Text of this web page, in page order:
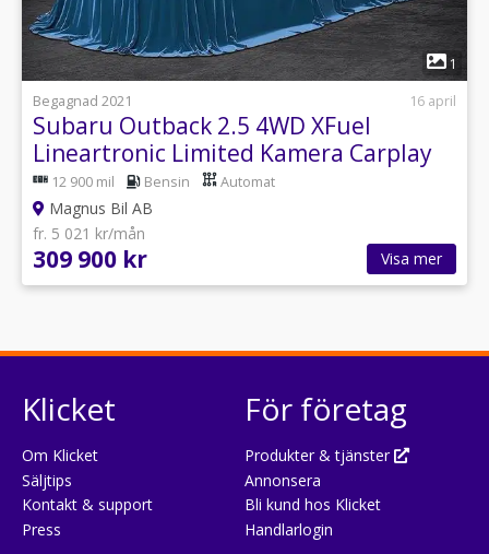
1
Begagnad 2021
16 april
Subaru Outback 2.5 4WD XFuel
Lineartronic Limited Kamera Carplay
12 900 mil Bensin Automat
Magnus Bil AB
fr. 5 021 kr/mån
309 900 kr Visa mer
Klicket
Om Klicket
Säljtips
Kontakt & support
Press
För företag
Produkter & tjänster
Annonsera
Bli kund hos Klicket
Handlarlogin